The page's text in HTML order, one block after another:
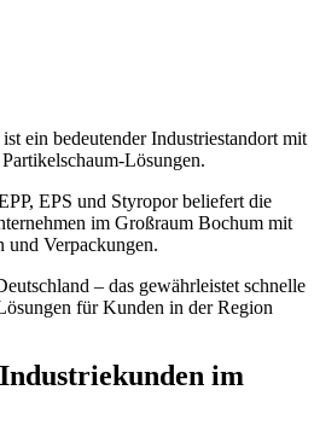
ein bedeutender Industriestandort mit
Lösungen.
EPS und Styropor beliefert die
im Großraum Bochum mit
und Verpackungen.
– das gewährleistet schnelle
für Kunden in der Region
im